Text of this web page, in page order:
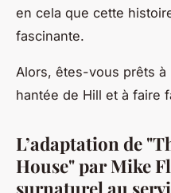
en cela que cette
fascinante.
Alors, êtes-vous prêts à
hantée de Hill et à faire
L’adaptation de
House" par Mike